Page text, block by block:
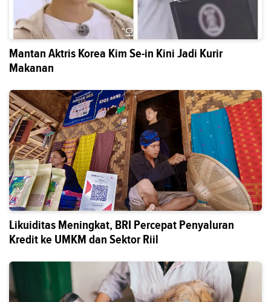
Mantan Aktris Korea Kim Se-in Kini Jadi Kurir
Makanan
Likuiditas Meningkat, BRI Percepat Penyaluran
Kredit ke UMKM dan Sektor Riil